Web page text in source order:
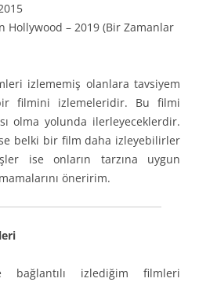
Hollywood – 2019 (Bir Zamanlar
izlememiş olanlara tavsiyem
filmini izlemeleridir. Bu filmi
olma yolunda ilerleyeceklerdir.
belki bir film daha izleyebilirler
ise onların tarzına uygun
öneririm.
bağlantılı izlediğim filmleri